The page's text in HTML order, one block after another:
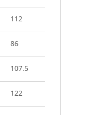
112
86
107.5
122